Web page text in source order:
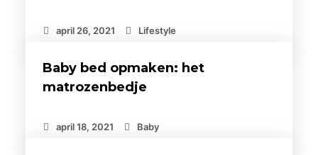
april 26, 2021 Lifestyle
Baby bed opmaken: het
matrozenbedje
april 18, 2021 Baby